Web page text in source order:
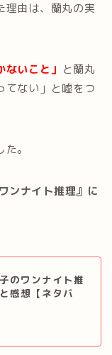
理由は、蘭丸の実
ないこと」 と蘭丸
てない」と嘘をつ
。
ンナイト推理』に
のワンナイト推
感想【ネタバ